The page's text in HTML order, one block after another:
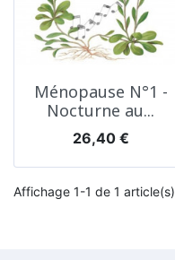
Ménopause N°1 -
Nocturne au...
Prix
26,40 €
Affichage 1-1 de 1 article(s)